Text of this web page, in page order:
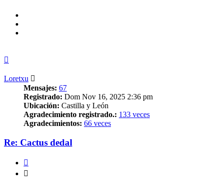
Loretxu
Mensajes: 67
Registrado: Dom Nov 16, 2025 2:36 pm
Ubicación: Castilla y León
Agradecimiento registrado.: 133 veces
Agradecimientos: 66 veces
Re: Cactus dedal